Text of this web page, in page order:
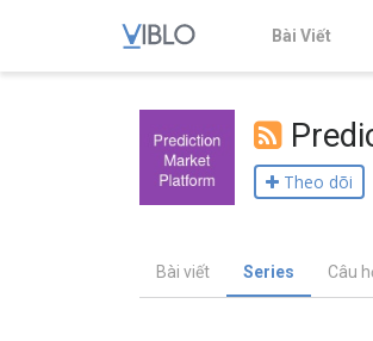
Bài Viết
Theo dõi
Bài viết Series Câu